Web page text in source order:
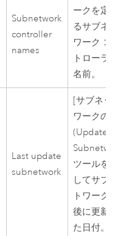
Subnetwork
controller
names
ークを定
るサブネ
ワーク コ
トローラ
名前。
Last update
subnetwork
[サブネッ
ワークの
(Update
ツールを
してサブ
トワーク
後に更新
た日付。